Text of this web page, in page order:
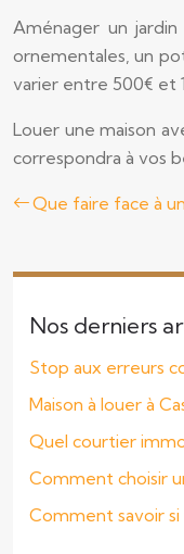
Aménager un
ornementales, un
varier entre 500€ et
Louer une maison
correspondra à vos
Que faire face à
Nos derniers
Stop aux erreurs
Maison à louer à
Quel courtier
Comment choisir
Comment savoir